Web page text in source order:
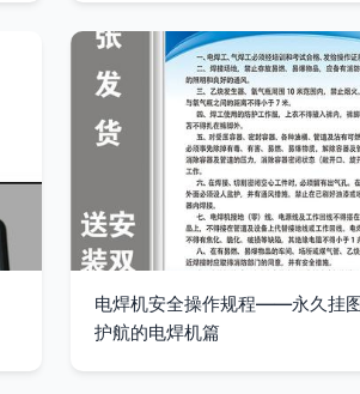
电焊机安全操作规程——永久挂
护航的电焊机篇